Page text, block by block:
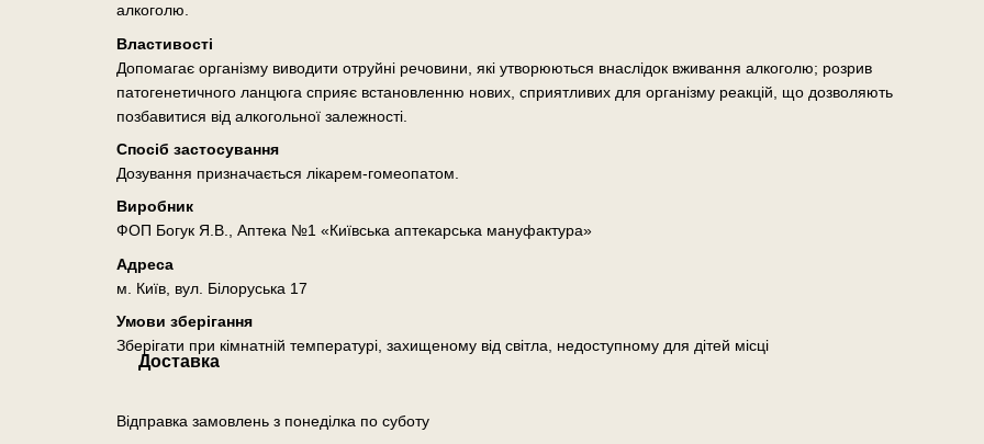
алкоголю.
Властивості
Допомагає організму виводити отруйні речовини, які утворюються внаслідок вживання алкоголю; розрив
патогенетичного ланцюга сприяє встановленню нових, сприятливих для організму реакцій, що дозволяють
позбавитися від алкогольної залежності.
Спосіб застосування
Дозування призначається лікарем-гомеопатом.
Виробник
ФОП Богук Я.В., Аптека №1 «Київська аптекарська мануфактура»
Адреса
м. Київ, вул. Білоруська 17
Умови зберігання
Зберігати при кімнатній температурі, захищеному від світла, недоступному для дітей місці
Доставка
Відправка замовлень з понеділка по суботу